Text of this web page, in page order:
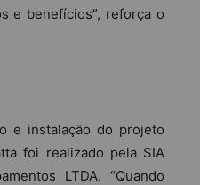
e benefícios”, reforça o
e instalação do projeto
foi realizado pela SIA
LTDA. “Quando